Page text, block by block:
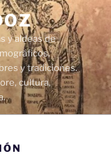
y aldeas de
y tradiciones.
cultura,